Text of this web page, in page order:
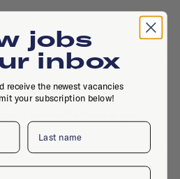
jobs right now
jobs
inbox
receive the newest vacancies
your subscription below!
Last name